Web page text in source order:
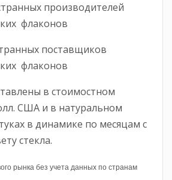
производителей
флаконов
поставщиков
флаконов
в стоимостном
США и в натуральном
в динамике по месяцам с
стекла.
рынка без учета данных по странам